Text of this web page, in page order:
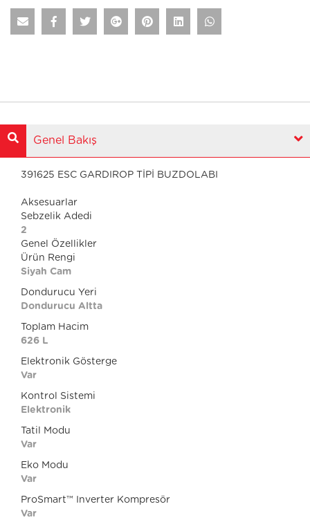
Genel Bakış
391625 ESC GARDIROP TİPİ BUZDOLABI
Aksesuarlar
Sebzelik Adedi
2
Genel Özellikler
Ürün Rengi
Siyah Cam
Dondurucu Yeri
Dondurucu Altta
Toplam Hacim
626 L
Elektronik Gösterge
Var
Kontrol Sistemi
Elektronik
Tatil Modu
Var
Eko Modu
Var
ProSmart™ Inverter Kompresör
Var